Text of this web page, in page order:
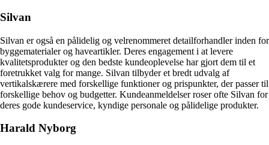
Silvan
Silvan er også en pålidelig og velrenommeret detailforhandler inden for
byggematerialer og haveartikler. Deres engagement i at levere
kvalitetsprodukter og den bedste kundeoplevelse har gjort dem til et
foretrukket valg for mange. Silvan tilbyder et bredt udvalg af
vertikalskærere med forskellige funktioner og prispunkter, der passer til
forskellige behov og budgetter. Kundeanmeldelser roser ofte Silvan for
deres gode kundeservice, kyndige personale og pålidelige produkter.
Harald Nyborg